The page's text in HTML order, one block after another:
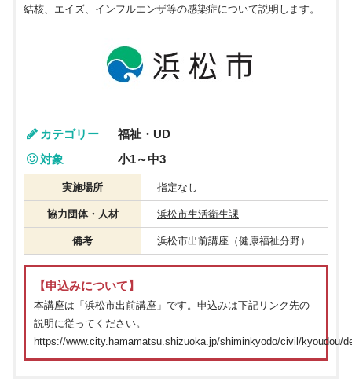
結核、エイズ、インフルエンザ等の感染症について説明します。
カテゴリー
福祉・UD
対象
小1～中3
実施場所 指定なし
協力団体・人材 浜松市生活衛生課
備考 浜松市出前講座（健康福祉分野）
【申込みについて】
本講座は「浜松市出前講座」です。申込みは下記リンク先の
説明に従ってください。
https://www.city.hamamatsu.shizuoka.jp/shiminkyodo/civil/kyoudou/